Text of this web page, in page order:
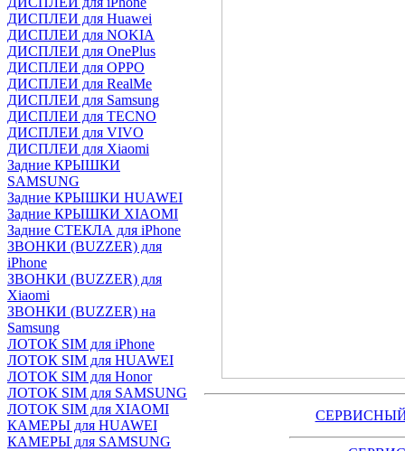
ДИСПЛЕИ для Huawei
ДИСПЛЕИ для NOKIA
ДИСПЛЕИ для OnePlus
ДИСПЛЕИ для OPPO
ДИСПЛЕИ для RealMe
ДИСПЛЕИ для Samsung
ДИСПЛЕИ для TECNO
ДИСПЛЕИ для VIVO
ДИСПЛЕИ для Xiaomi
Задние КРЫШКИ
SAMSUNG
Задние КРЫШКИ HUAWEI
Задние КРЫШКИ XIAOMI
Задние СТЕКЛА для iPhone
ЗВОНКИ (BUZZER) для
iPhone
ЗВОНКИ (BUZZER) для
Xiaomi
ЗВОНКИ (BUZZER) на
Samsung
ЛОТОК SIM для iPhone
ЛОТОК SIM для HUAWEI
ЛОТОК SIM для Honor
ЛОТОК SIM для SAMSUNG
ЛОТОК SIM для XIAOMI
КАМЕРЫ для HUAWEI
КАМЕРЫ для SAMSUNG